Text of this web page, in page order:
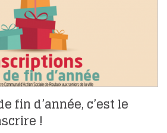
fin d’année, c’est le
!